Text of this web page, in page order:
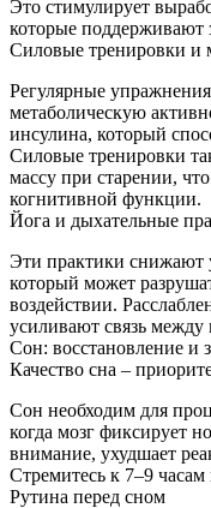
Это стимулирует
которые поддерживают
Силовые тренировки и
Регулярные
метаболическую
инсулина, который
Силовые тренировки
массу при старении,
когнитивной функции.
Йога и дыхательные
Эти практики снижают
который может
воздействии.
усиливают связь между
Сон: восстановление и
Качество сна –
Сон необходим для
когда мозг фиксирует
внимание, ухудшает
Стремитесь к 7–9
Рутина перед сном